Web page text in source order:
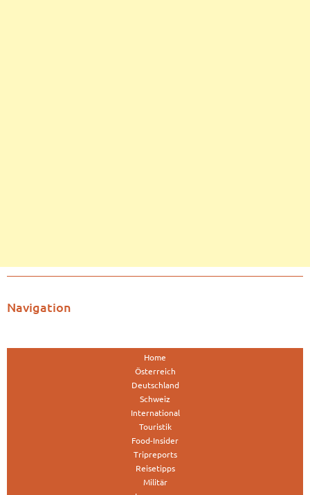
Navigation
Home
Österreich
Deutschland
Schweiz
International
Touristik
Food-Insider
Tripreports
Reisetipps
Militär